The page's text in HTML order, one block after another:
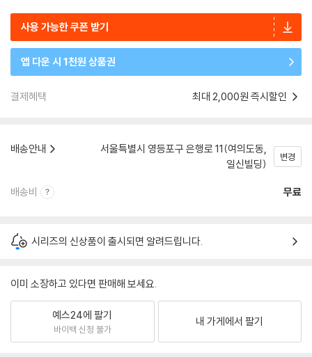
사용 가능한 쿠폰 받기
앱 다운 시 1천원 상품권
결제혜택 최대 2,000원 즉시할인
배송안내
서울특별시 영등포구 은행로 11(여의도동,
일신빌딩)
변경
배송비 무료
시리즈의 신상품이 출시되면 알려드립니다.
이미 소장하고 있다면 판매해 보세요.
예스24에 팔기
바이백 신청 불가
내 가게에서 팔기